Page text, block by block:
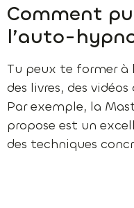
Comment
l’auto-
Tu peux te former à
des livres, des
Par exemple, la
propose est un
des techniques